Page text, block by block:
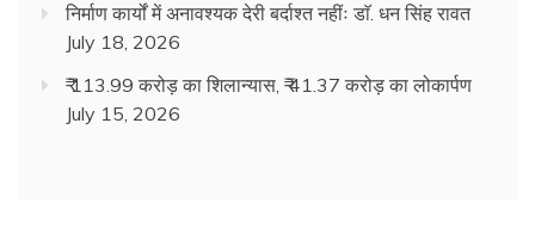
निर्माण कार्यों में अनावश्यक देरी बर्दाश्त नहींः डाॅ. धन सिंह रावत
July 18, 2026
₹ 113.99 करोड़ का शिलान्यास, ₹ 41.37 करोड़ का लोकार्पण
July 15, 2026